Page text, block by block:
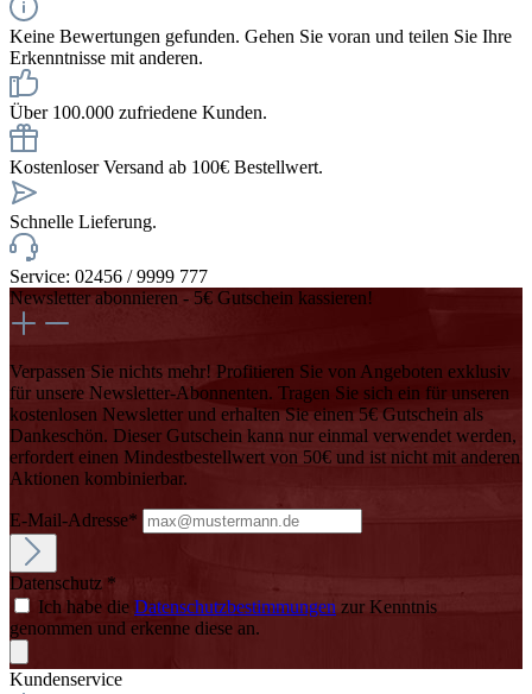
Keine Bewertungen gefunden. Gehen Sie voran und teilen Sie Ihre
Erkenntnisse mit anderen.
Über 100.000 zufriedene Kunden.
Kostenloser Versand ab 100€ Bestellwert.
Schnelle Lieferung.
Service: 02456 / 9999 777
Newsletter abonnieren - 5€ Gutschein kassieren!
Verpassen Sie nichts mehr! Profitieren Sie von Angeboten exklusiv
für unsere Newsletter-Abonnenten. Tragen Sie sich ein für unseren
kostenlosen Newsletter und erhalten Sie einen 5€ Gutschein als
Dankeschön. Dieser Gutschein kann nur einmal verwendet werden,
erfordert einen Mindestbestellwert von 50€ und ist nicht mit anderen
Aktionen kombinierbar.
E-Mail-Adresse*
Datenschutz *
Ich habe die Datenschutzbestimmungen zur Kenntnis
genommen und erkenne diese an.
Kundenservice